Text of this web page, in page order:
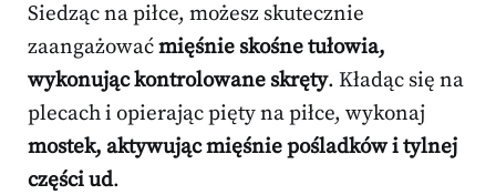
Siedząc na piłce, możesz skutecznie
zaangażowaćmięśnie skośne tułowia,
wykonując kontrolowane skręty. Kładąc się na
plecach i opierając pięty na piłce, wykonaj
mostek, aktywując mięśnie pośladków i tylnej
części ud.